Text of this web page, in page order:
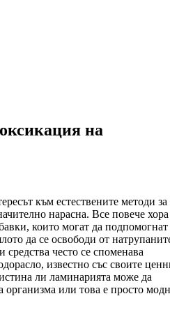
на
към естествените методи за
нарасна. Все повече хора
които могат да подпомогнат
да се освободи от
често се споменава
известно със своите
ли ламинарията може да
организма или това е просто